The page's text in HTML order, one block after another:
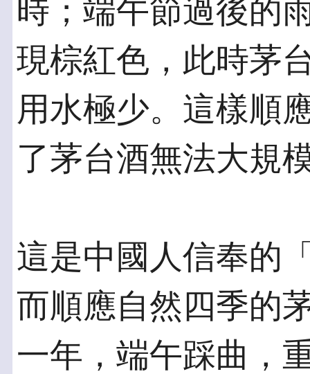
時；端午節過後的
現棕紅色，此時茅
用水極少。這樣順
了茅台酒無法大規
這是中國人信奉的
而順應自然四季的
一年，端午踩曲，